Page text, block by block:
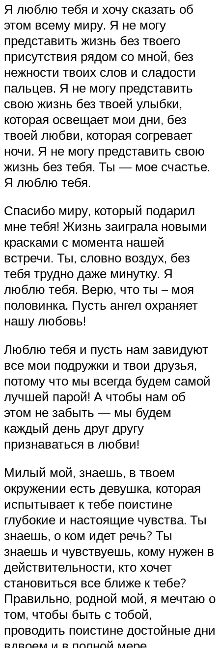
Я люблю тебя и хочу сказать об
этом всему миру. Я не могу
представить жизнь без твоего
присутствия рядом со мной, без
нежности твоих слов и сладости
пальцев. Я не могу представить
свою жизнь без твоей улыбки,
которая освещает мои дни, без
твоей любви, которая согревает
ночи. Я не могу представить свою
жизнь без тебя. Ты — мое счастье.
Я люблю тебя.
Спасибо миру, который подарил
мне тебя! Жизнь заиграла новыми
красками с момента нашей
встречи. Ты, словно воздух, без
тебя трудно даже минутку. Я
люблю тебя. Верю, что ты – моя
половинка. Пусть ангел охраняет
нашу любовь!
Люблю тебя и пусть нам завидуют
все мои подружки и твои друзья,
потому что мы всегда будем самой
лучшей парой! А чтобы нам об
этом не забыть — мы будем
каждый день друг другу
признаваться в любви!
Милый мой, знаешь, в твоем
окружении есть девушка, которая
испытывает к тебе поистине
глубокие и настоящие чувства. Ты
знаешь, о ком идет речь? Ты
знаешь и чувствуешь, кому нужен в
действительности, кто хочет
становиться все ближе к тебе?
Правильно, родной мой, я мечтаю о
том, чтобы быть с тобой,
проводить поистине достойные дни